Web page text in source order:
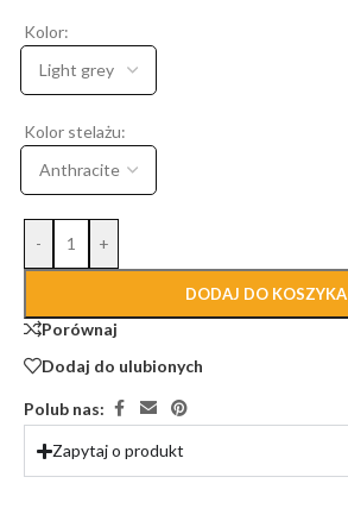
Kolor:
Kolor stelażu:
- +
DODAJ DO KOSZYKA
Porównaj
Dodaj do ulubionych
Polub nas:
Zapytaj o produkt